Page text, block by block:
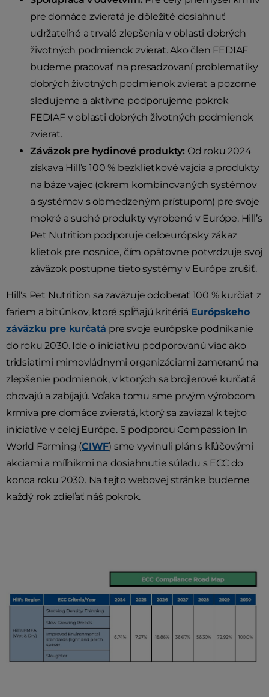
pre domáce zvieratá je dôležité dosiahnuť
udržateľné a trvalé zlepšenia v oblasti dobrých
životných podmienok zvierat. Ako člen FEDIAF
budeme pracovať na presadzovaní problematiky
dobrých životných podmienok zvierat a pozorne
sledujeme a aktívne podporujeme pokrok
FEDIAF v oblasti dobrých životných podmienok
zvierat.
Záväzok pre hydinové produkty: Od roku 2024
získava Hill’s 100 % bezklietkové vajcia a produkty
na báze vajec (okrem kombinovaných systémov
a systémov s obmedzeným prístupom) pre svoje
mokré a suché produkty vyrobené v Európe. Hill’s
Pet Nutrition podporuje celoeurópsky zákaz
klietok pre nosnice, čím opätovne potvrdzuje svoj
záväzok postupne tieto systémy v Európe zrušiť.
Hill's Pet Nutrition sa zaväzuje odoberať 100 % kurčiat z
fariem a bitúnkov, ktoré spĺňajú kritériá Európskeho
záväzku pre kurčatá pre svoje európske podnikanie
do roku 2030. Ide o iniciatívu podporovanú viac ako
tridsiatimi mimovládnymi organizáciami zameranú na
zlepšenie podmienok, v ktorých sa brojlerové kurčatá
chovajú a zabíjajú. Vďaka tomu sme prvým výrobcom
krmiva pre domáce zvieratá, ktorý sa zaviazal k tejto
iniciatíve v celej Európe. S podporou Compassion In
World Farming (CIWF) sme vyvinuli plán s kľúčovými
akciami a míľnikmi na dosiahnutie súladu s ECC do
konca roku 2030. Na tejto webovej stránke budeme
každý rok zdieľať náš pokrok.